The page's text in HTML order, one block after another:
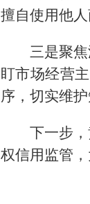
擅自使用他
三是聚
盯市场经营
序，切实维
下一步
权信用监管